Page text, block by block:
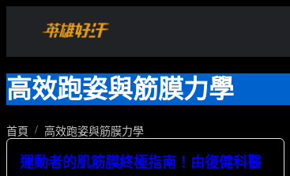
高效跑姿與筋膜力學
首頁 高效跑姿與筋膜力學
運動者的肌筋膜終極指南！由復健科醫